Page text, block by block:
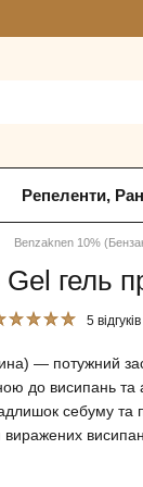
Репеленти,
Benzaknen 10%
гель
5 відгуків
— потужний
до висипань
себуму та